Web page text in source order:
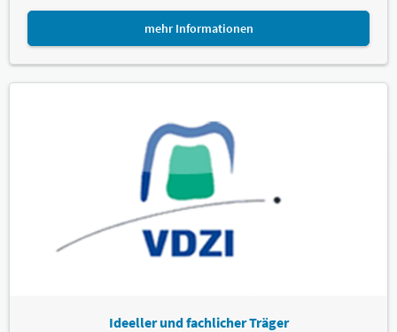
mehr Informationen
Ideeller und fachlicher Träger